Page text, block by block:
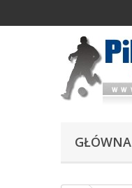
GŁÓWNA